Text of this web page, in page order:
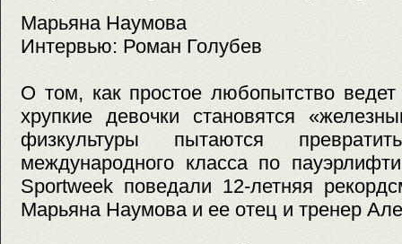
Марьяна Наумова
Интервью: Роман Голубев
О том, как простое любопытство
хрупкие девочки становятся
физкультуры пытаются
международного класса по
Sportweek поведали 12-летняя
Марьяна Наумова и ее отец и тренер